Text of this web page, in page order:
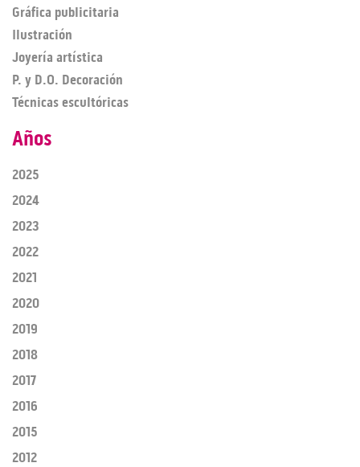
Gráfica publicitaria
Ilustración
Joyería artística
P. y D.O. Decoración
Técnicas escultóricas
Años
2025
2024
2023
2022
2021
2020
2019
2018
2017
2016
2015
2012